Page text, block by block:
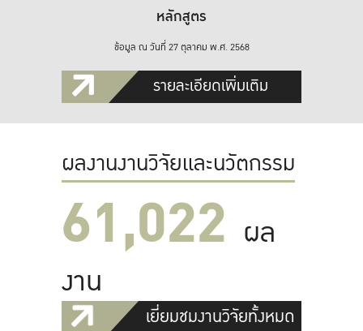
หลักสูตร
ข้อมูล ณ วันที่ 27 ตุลาคม พ.ศ. 2568
รายละเอียดเพิ่มเติม
ผลงานงานวิจัยและนวัตกรรม
61,022 ผล
งาน
เยี่ยมชมงานวิจัยทั้งหมด